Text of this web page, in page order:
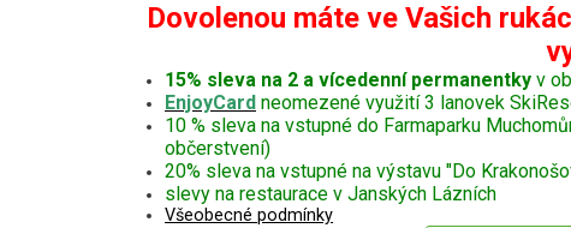
Dovolenou máte ve Vašich
15% sleva na 2 a vícedenní permanentky v
EnjoyCard neomezené využití 3 lanovek
10 % sleva na vstupné do Farmaparku
občerstvení)
20% sleva na vstupné na výstavu "Do
slevy na restaurace v Janských Lázních
Všeobecné podmínky